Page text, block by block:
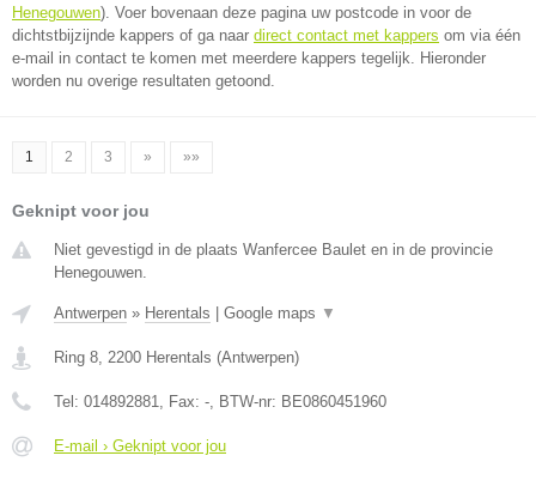
Henegouwen). Voer bovenaan deze pagina uw postcode in voor de
dichtstbijzijnde kappers of ga naar direct contact met kappers om via één
e-mail in contact te komen met meerdere kappers tegelijk. Hieronder
worden nu overige resultaten getoond.
1 2 3 » »»
Geknipt voor jou
Niet gevestigd in de plaats Wanfercee Baulet en in de provincie
Henegouwen.
Antwerpen » Herentals Google maps ▼
Ring 8, 2200 Herentals (Antwerpen)
Tel: 014892881, Fax: -, BTW-nr: BE0860451960
E-mail › Geknipt voor jou